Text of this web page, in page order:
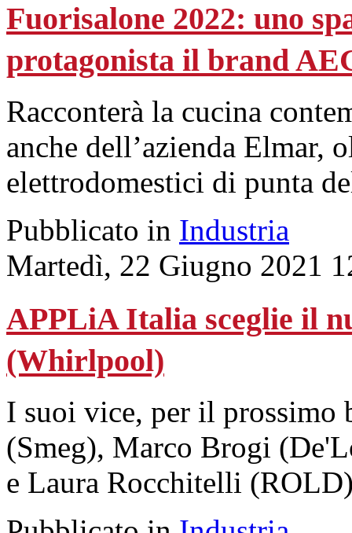
Fuorisalone 2022: uno
protagonista il brand
Racconterà la cucina
anche dell’azienda Elmar,
elettrodomestici di punta
Pubblicato in Industria
Martedì, 22 Giugno 2021
APPLiA Italia sceglie il
(Whirlpool)
I suoi vice, per il prossimo
(Smeg), Marco Brogi
e Laura Rocchitelli